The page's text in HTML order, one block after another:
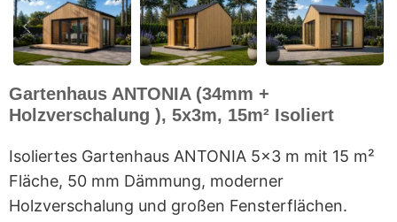
Gartenhaus ANTONIA (34mm +
Holzverschalung ), 5x3m, 15m² Isoliert
Isoliertes Gartenhaus ANTONIA 5×3 m mit 15 m²
Fläche, 50 mm Dämmung, moderner
Holzverschalung und großen Fensterflächen.